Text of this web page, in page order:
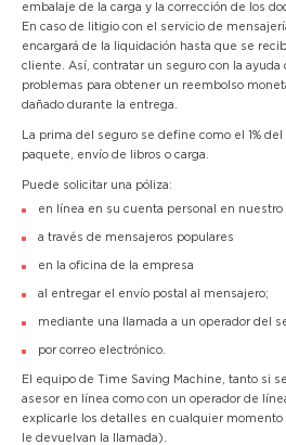
embalaje de la carga y la corrección de los
En caso de litigio con el servicio de
encargará de la liquidación hasta que se
cliente. Así, contratar un seguro con la ayuda
problemas para obtener un reembolso
dañado durante la entrega.
La prima del seguro se define como el 1%
paquete, envío de libros o carga.
Puede solicitar una póliza:
en línea en su cuenta personal en nuestro
a través de mensajeros populares
en la oficina de la empresa
al entregar el envío postal al mensajero;
mediante una llamada a un operador del
por correo electrónico.
El equipo de Time Saving Machine, tanto si
asesor en línea como con un operador de
explicarle los detalles en cualquier
le devuelvan la llamada).